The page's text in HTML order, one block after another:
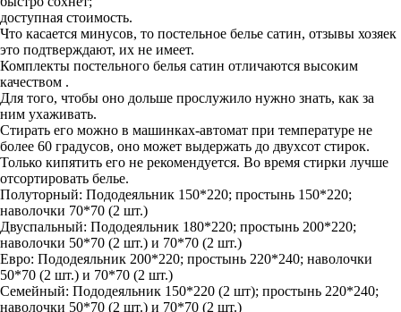
доступная стоимость.
Что касается минусов, то постельное белье сатин, отзывы хозяек
это подтверждают, их не имеет.
Комплекты постельного белья сатин отличаются высоким
качеством .
Для того, чтобы оно дольше прослужило нужно знать, как за
ним ухаживать.
Стирать его можно в машинках-автомат при температуре не
более 60 градусов, оно может выдержать до двухсот стирок.
Только кипятить его не рекомендуется. Во время стирки лучше
отсортировать белье.
Полуторный: Пододеяльник 150*220; простынь 150*220;
наволочки 70*70 (2 шт.)
Двуспальный: Пододеяльник 180*220; простынь 200*220;
наволочки 50*70 (2 шт.) и 70*70 (2 шт.)
Евро: Пододеяльник 200*220; простынь 220*240; наволочки
50*70 (2 шт.) и 70*70 (2 шт.)
Семейный: Пододеяльник 150*220 (2 шт); простынь 220*240;
наволочки 50*70 (2 шт.) и 70*70 (2 шт.)